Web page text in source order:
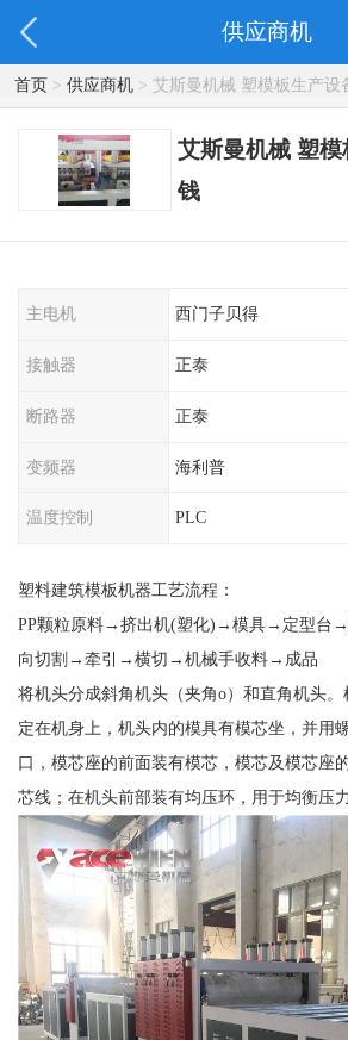
供应商机
首页> 供应商机> 艾斯曼机械 塑模板生产设
艾斯曼机械 塑
钱
主电机 西门子贝得
接触器 正泰
断路器 正泰
变频器 海利普
温度控制 PLC
塑料建筑模板机器工艺流程：
PP颗粒原料→挤出机(塑化)→模具→定型台
向切割→牵引→横切→机械手收料→成品
将机头分成斜角机头（夹角o）和直角机头
定在机身上，机头内的模具有模芯坐，并用
口，模芯座的前面装有模芯，模芯及模芯座
芯线；在机头前部装有均压环，用于均衡压力